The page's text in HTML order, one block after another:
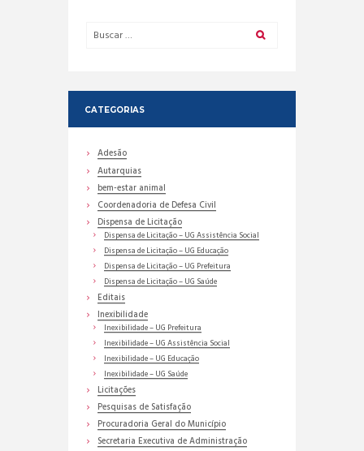
CATEGORIAS
Adesão
Autarquias
bem-estar animal
Coordenadoria de Defesa Civil
Dispensa de Licitação
Dispensa de Licitação – UG Assistência Social
Dispensa de Licitação – UG Educação
Dispensa de Licitação – UG Prefeitura
Dispensa de Licitação – UG Saúde
Editais
Inexibilidade
Inexibilidade – UG Prefeitura
Inexibilidade – UG Assistência Social
Inexibilidade – UG Educação
Inexibilidade – UG Saúde
Licitações
Pesquisas de Satisfação
Procuradoria Geral do Município
Secretaria Executiva de Administração